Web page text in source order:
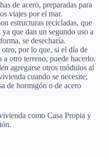
de acero, preparadas para
viajes por el mar.
estructuras recicladas, que
que dan un segundo uso a
se desecharía.
por lo que, si el día de
otro terreno, puede hacerlo.
agregarse otros módulos al
cuando se necesite;
de hormigón o de acero
como Casa Propia y